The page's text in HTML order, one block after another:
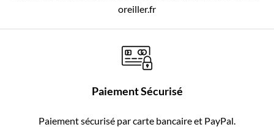
oreiller.fr
Paiement Sécurisé
Paiement sécurisé par carte bancaire et PayPal.